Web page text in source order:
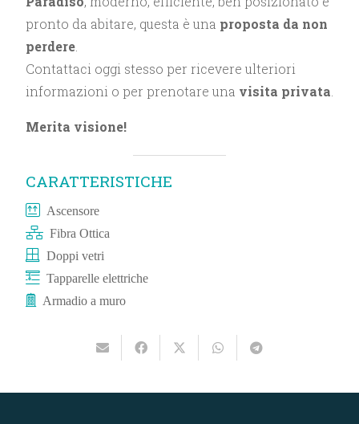
pronto da abitare, questa è una proposta da non
perdere
Contattaci oggi stesso per ricevere ulteriori
informazioni o per prenotare una visita privata
Merita visione!
CARATTERISTICHE
Ascensore
Fibra Ottica
Doppi vetri
Tapparelle elettriche
Armadio a muro